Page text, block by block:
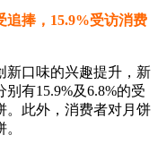
追捧，15.9%受访消费
口味的兴趣提升，新
有15.9%及6.8%的受
。此外，消费者对月饼